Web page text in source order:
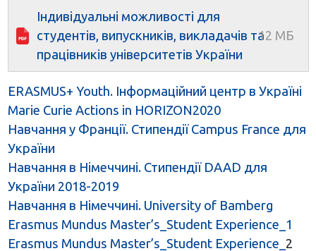
Індивідуальні можливості для
студентів, випускників, викладачів та
працівників університетів України
ERASMUS+ Youth. Інформаційний центр в Україні
Marie Curie Actions in HORIZON2020
Навчання у Франції. Стипендії Campus France для
України
Навчання в Німеччині. Стипендії DAAD для
України 2018-2019
Навчання в Німеччині. University of Bamberg
Erasmus Mundus Master’s_Student Experience_1
Erasmus Mundus Master’s_Student Experience_ 2